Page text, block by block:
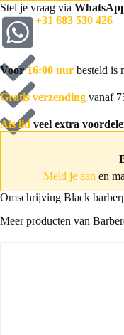
Stel je vraag via
+31 683 530 426
Voor16:00 uur besteld is
Gratis verzending vanaf
Als lid veel extra
Meld je aan en
Omschrijving Black
Meer producten van